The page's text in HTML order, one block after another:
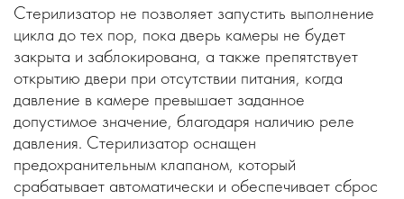
Стерилизатор не позволяет запустить выполнение
цикла до тех пор, пока дверь камеры не будет
закрыта и заблокирована, а также препятствует
открытию двери при отсутствии питания, когда
давление в камере превышает заданное
допустимое значение, благодаря наличию реле
давления. Стерилизатор оснащен
предохранительным клапаном, который
срабатывает автоматически и обеспечивает сброс